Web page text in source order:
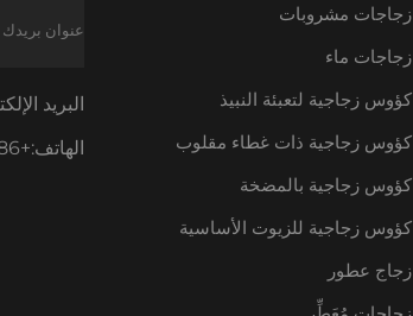
زجاجات مشروبات
زجاجات ماء
كؤوس زجاجية لتعبئة النبيذ
كؤوس زجاجية ذات غطاء مقلوب
كؤوس زجاجية بالمضخة
كؤوس زجاجية للزيوت الأساسية
زجاج عطور
البريد
الهاتف:+86-18605685636